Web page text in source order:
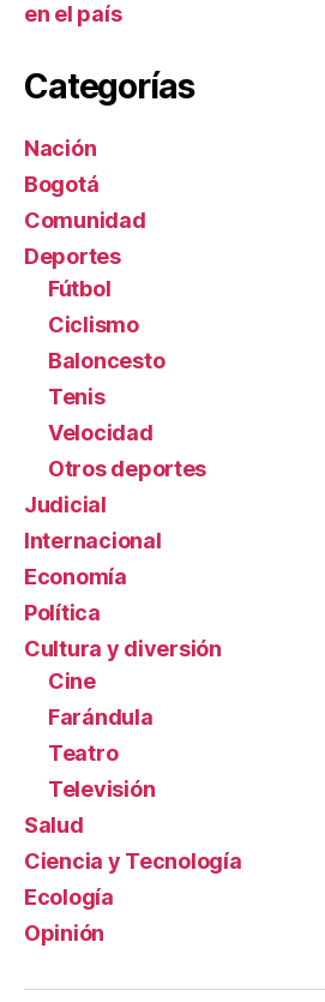
en el país
Categorías
Nación
Bogotá
Comunidad
Deportes
Fútbol
Ciclismo
Baloncesto
Tenis
Velocidad
Otros deportes
Judicial
Internacional
Economía
Política
Cultura y diversión
Cine
Farándula
Teatro
Televisión
Salud
Ciencia y Tecnología
Ecología
Opinión